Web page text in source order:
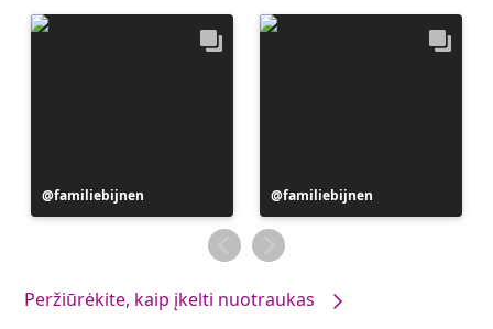
Įrašą
paskelbė
familiebijnen
Įrašą
paskelbė
familiebijnen
Peržiūrėkite, kaip įkelti nuotraukas